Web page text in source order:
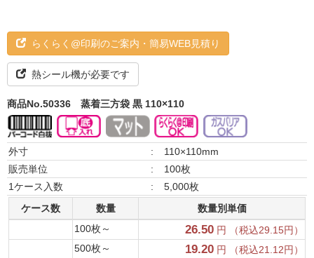
らくらく@印刷のご案内・簡易WEB見積り
熱シール機が必要です
商品No.50336 蒸着三方袋 黒 110×110
外寸 :
110×110mm
販売単位
:
100枚
1ケース入数
:
5,000枚
ケース数
数量
数量別単価
100枚～
26.50 円 （税込29.15円）
500枚～
19.20 円 （税込21.12円）